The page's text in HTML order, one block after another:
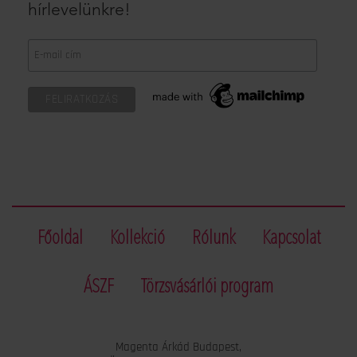
hírlevelünkre!
Főoldal Kollekció Rólunk Kapcsolat
ÁSZF Törzsvásárlói program
Magenta Árkád Budapest,